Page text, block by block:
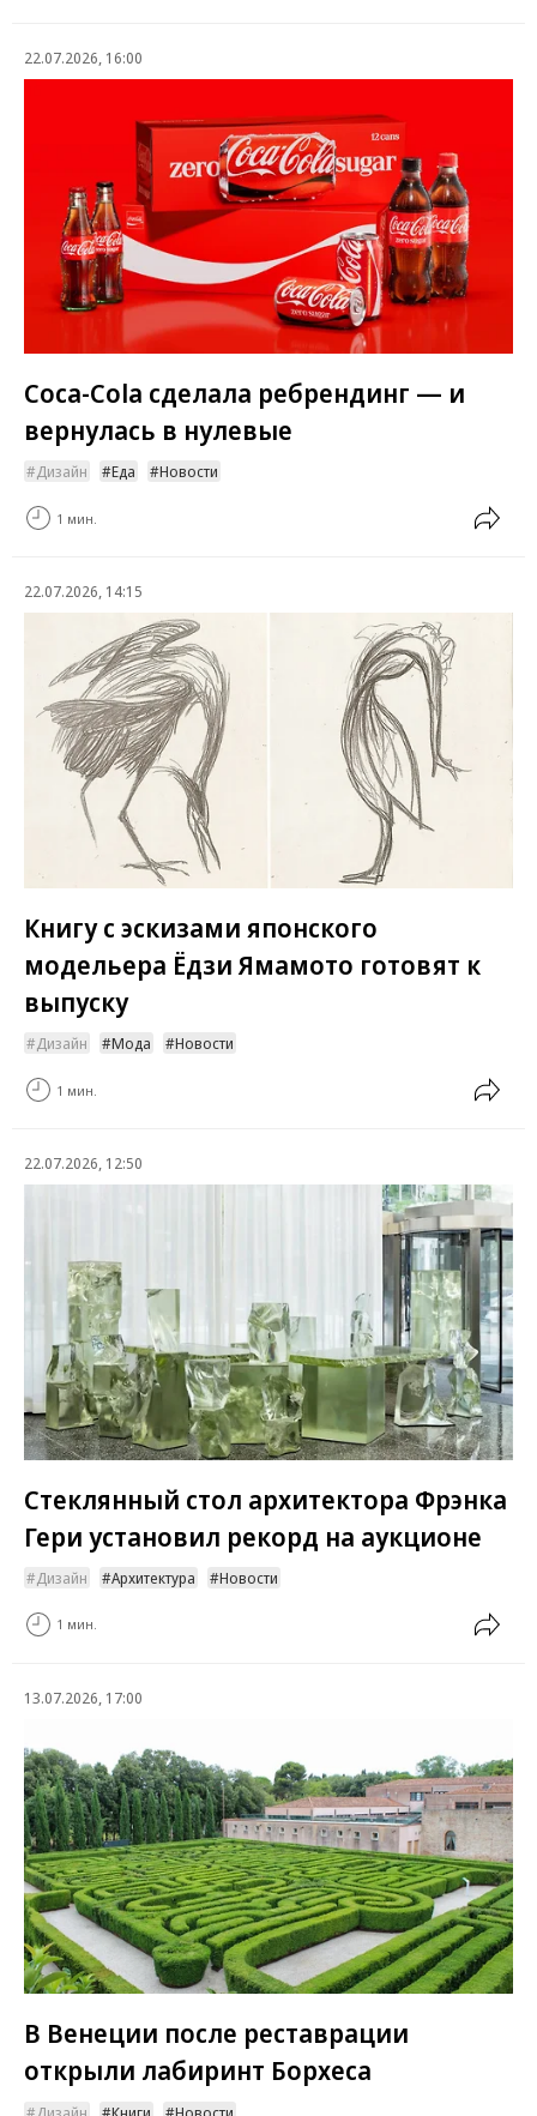
22.07.2026, 16:00
Coca-Cola сделала ребрендинг — и
вернулась в нулевые
Дизайн Еда Новости
1 мин.
22.07.2026, 14:15
Книгу с эскизами японского
модельера Ёдзи Ямамото готовят к
выпуску
Дизайн Мода Новости
1 мин.
22.07.2026, 12:50
Стеклянный стол архитектора Фрэнка
Гери установил рекорд на аукционе
Дизайн Архитектура Новости
1 мин.
13.07.2026, 17:00
В Венеции после реставрации
открыли лабиринт Борхеса